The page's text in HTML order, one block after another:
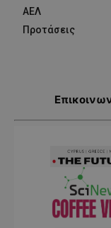
ΑΕΛ
Προτάσεις